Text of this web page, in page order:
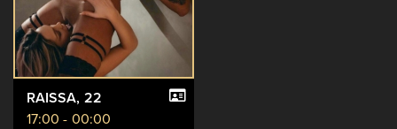
RAISSA, 22
17:00 - 00:00